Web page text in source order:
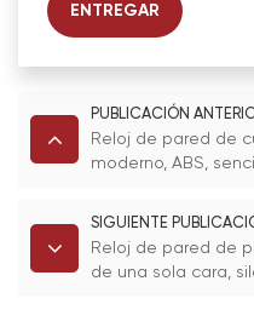
ENTREGAR
PUBLICACIÓN
Reloj de pared de
moderno, ABS,
regalo promocional.
SIGUIENTE
Reloj de pared de
de una sola cara,